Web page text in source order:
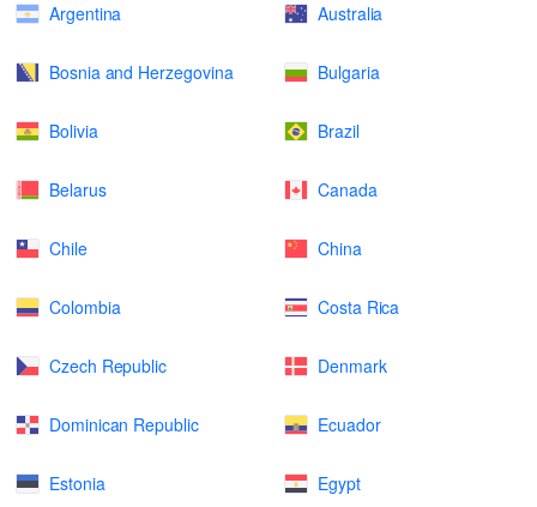
Argentina Australia
Bosnia and Herzegovina Bulgaria
Bolivia Brazil
Belarus Canada
Chile China
Colombia Costa Rica
Czech Republic Denmark
Dominican Republic Ecuador
Estonia Egypt